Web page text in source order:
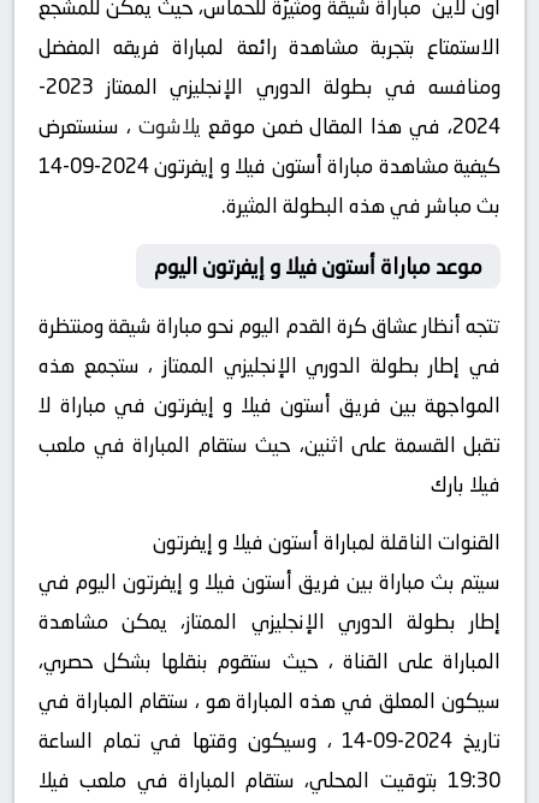
اون لاين مباراة شيقة ومثيرًة للحماس، حيث يمكن للمشجع
الاستمتاع بتجربة مشاهدة رائعة لمباراة فريقه المفضل
ومنافسه في بطولة الدوري الإنجليزي الممتاز 2023-
2024، في هذا المقال ضمن موقع
يلاشوت ، سنستعرض
كيفية مشاهدة مباراة أستون فيلا و إيفرتون 2024-09-14
بث مباشر في هذه البطولة المثيرة.
موعد مباراة أستون فيلا و إيفرتون اليوم
تتجه أنظار عشاق كرة القدم اليوم نحو مباراة شيقة ومنتظرة
في إطار بطولة الدوري الإنجليزي الممتاز ، ستجمع هذه
المواجهة بين فريق أستون فيلا و إيفرتون في مباراة لا
تقبل القسمة على اثنين، حيث ستقام المباراة في ملعب
فيلا بارك
القنوات الناقلة لمباراة أستون فيلا و إيفرتون
سيتم بث مباراة بين فريق أستون فيلا و إيفرتون اليوم في
إطار بطولة الدوري الإنجليزي الممتاز، يمكن مشاهدة
المباراة على القناة ، حيث ستقوم بنقلها بشكل حصري،
سيكون المعلق في هذه المباراة هو ، ستقام المباراة في
تاريخ 2024-09-14 ، وسيكون وقتها في تمام الساعة
19:30 بتوقيت المحلي، ستقام المباراة في ملعب فيلا